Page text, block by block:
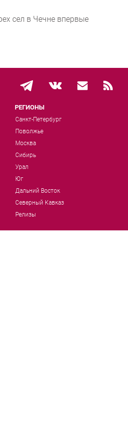
сел в Чечне впервые
РЕГИОНЫ
Санкт-Петербург
Поволжье
Москва
Сибирь
Урал
Юг
Дальний Восток
Северный Кавказ
Релизы